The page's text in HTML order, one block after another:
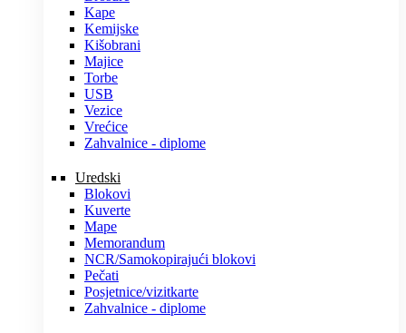
Kape
Kemijske
Kišobrani
Majice
Torbe
USB
Vezice
Vrećice
Zahvalnice - diplome
Uredski
Blokovi
Kuverte
Mape
Memorandum
NCR/Samokopirajući blokovi
Pečati
Posjetnice/vizitkarte
Zahvalnice - diplome